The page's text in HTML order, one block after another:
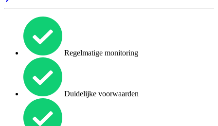
Regelmatige monitoring
Duidelijke voorwaarden